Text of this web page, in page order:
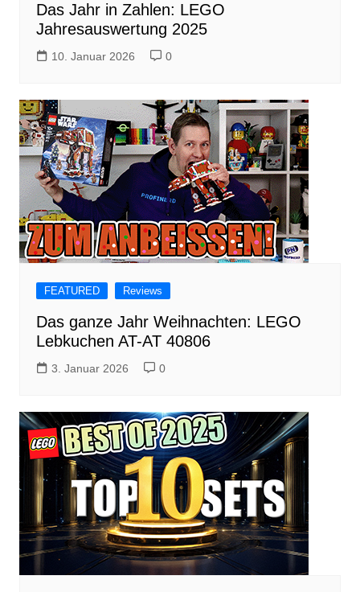
Das Jahr in Zahlen: LEGO
Jahresauswertung 2025
10. Januar 2026 0
FEATURED Reviews
Das ganze Jahr Weihnachten: LEGO
Lebkuchen AT-AT 40806
3. Januar 2026 0